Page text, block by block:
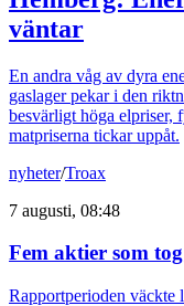
väntar
En andra våg av dyra
gaslager pekar i den
besvärligt höga elpriser,
matpriserna tickar uppåt.
nyheter/Troax
7 augusti, 08:48
Fem aktier som
Rapportperioden väckte